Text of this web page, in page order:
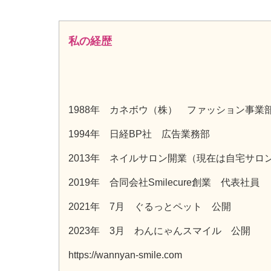
私の経歴
1988年 カネボウ（株） ファッション事業
1994年 日経BP社 広告業務部
2013年 ネイルサロン開業（現在は自宅サロン
2019年 合同会社Smilecure創業 代表社員
2021年 7月 ぐるっとペット 公開
2023年 3月 わんにゃんスマイル 公開
https://wannyan-smile.com